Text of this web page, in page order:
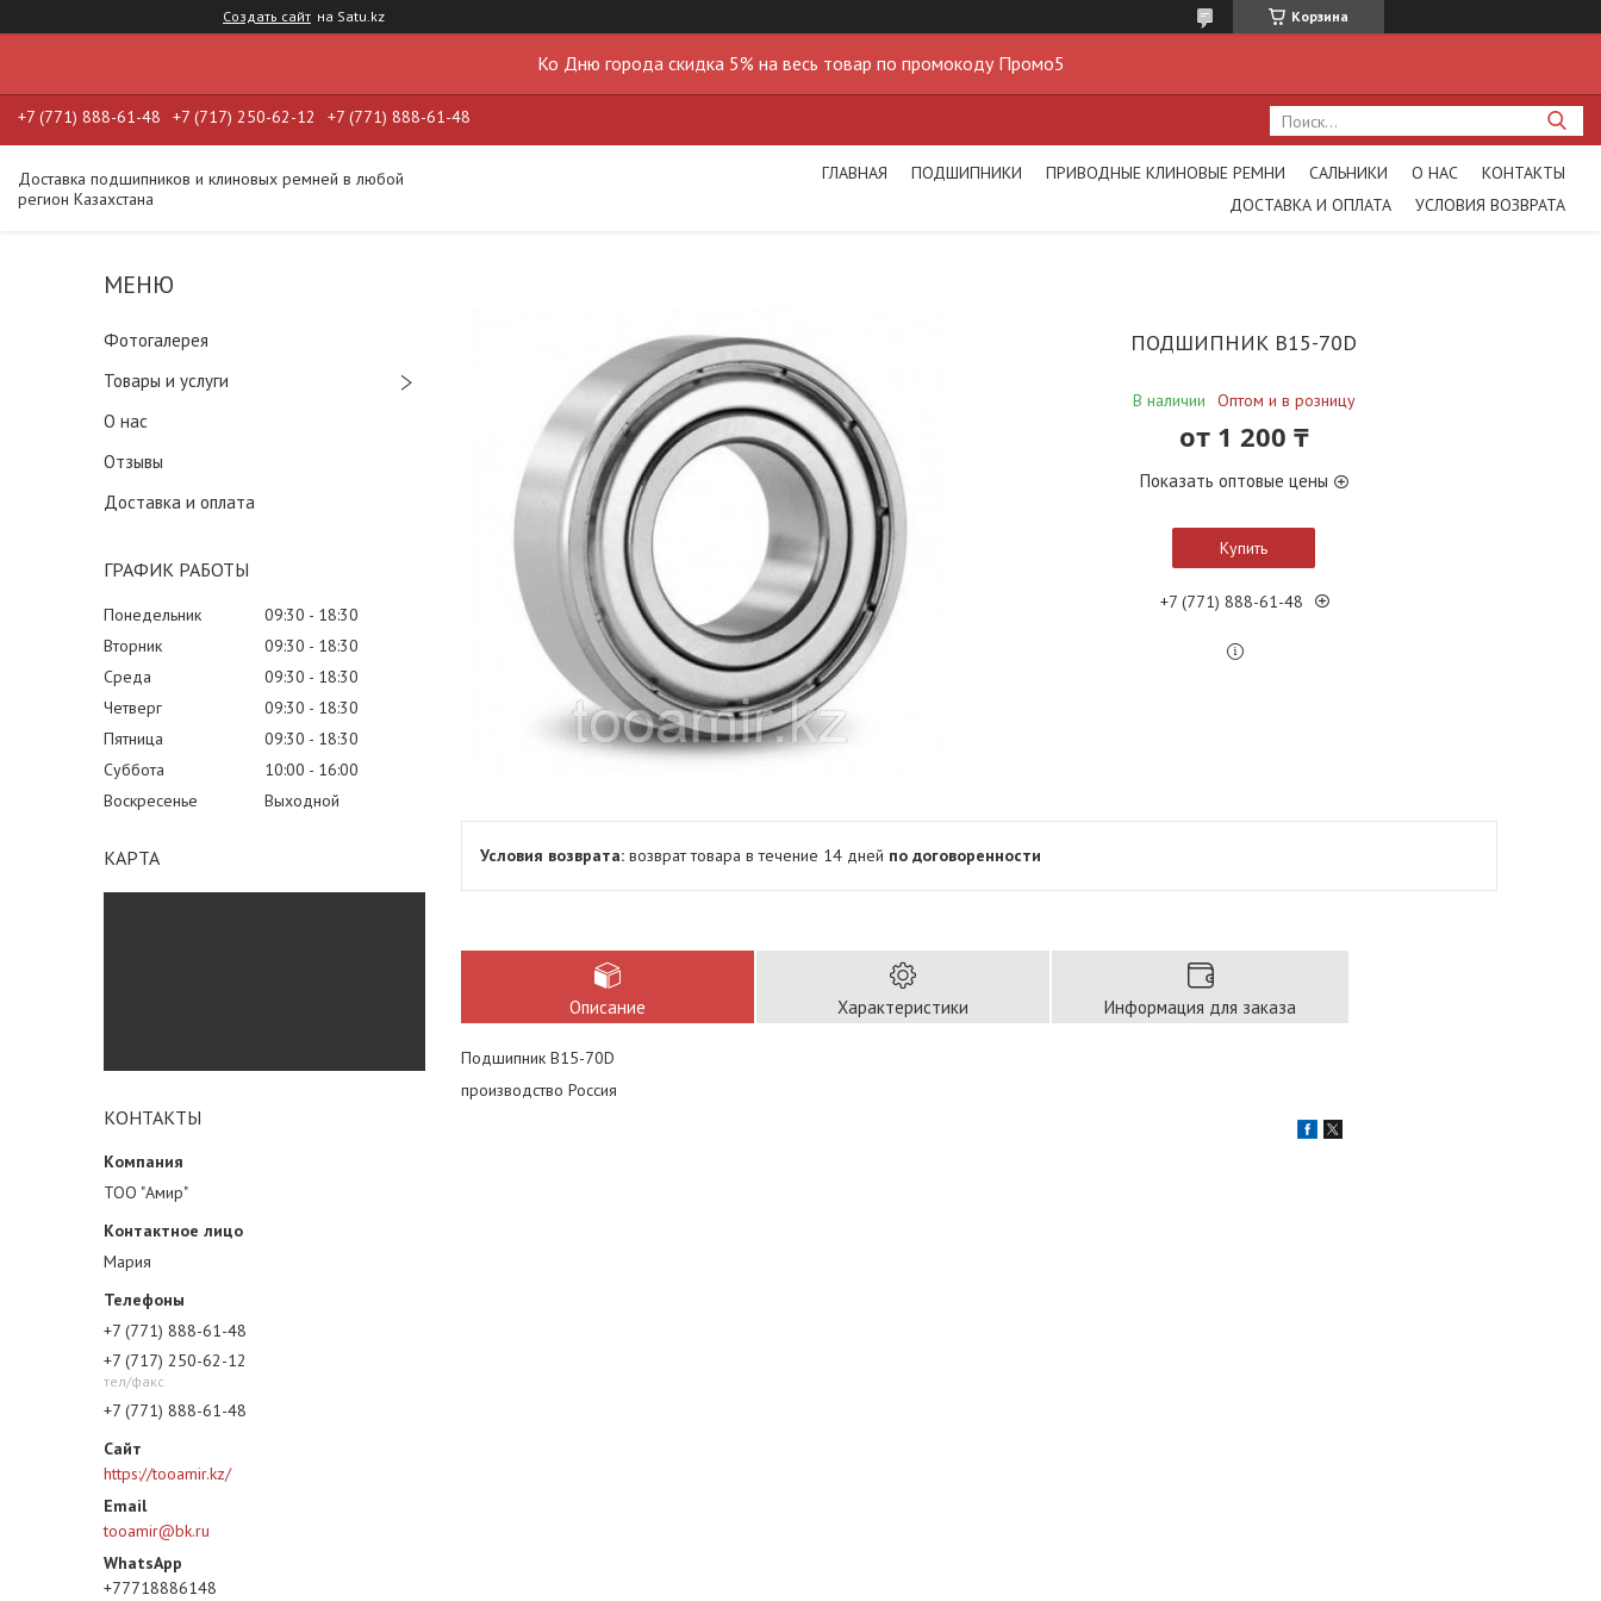
Создать сайт на Satu.kz Корзина
Ко Дню города скидка 5% на весь товар по промокоду Промо5
+7 (771) 888-61-48 +7 (717) 250-62-12 +7 (771) 888-61-48
Доставка подшипников и клиновых ремней в любой
регион Казахстана
ГЛАВНАЯ ПОДШИПНИКИ ПРИВОДНЫЕ КЛИНОВЫЕ РЕМНИ САЛЬНИКИ О НАС
КОНТАКТЫ
ДОСТАВКА И ОПЛАТА
УСЛОВИЯ ВОЗВРАТА
Фотогалерея
Товары и услуги
О нас
Отзывы
Доставка и оплата
ГРАФИК РАБОТЫ
Понедельник 09:30
18:30
Вторник
09:30
18:30
Среда
09:30
18:30
Четверг
09:30
18:30
Пятница
09:30
18:30
Суббота
10:00
16:00
Воскресенье
Выходной
КАРТА
КОНТАКТЫ
ТОО "Амир"
Мария
+7 (771) 888-61-48
+7 (717) 250-62-12
тел/факс
+7 (771) 888-61-48
https://tooamir.kz/
tooamir@bk.ru
+77718886148
ПОДШИПНИК B15-70D
В наличии Оптом и в розницу
от 1 200 ₸
Показать оптовые цены
Купить
+7 (771) 888-61-48
возврат товара в течение 14 дней по договоренности
Описание Характеристики Информация для заказа
Подшипник B15-70D
производство Россия